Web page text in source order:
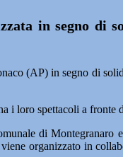
in segno di
(AP) in segno di
i loro spettacoli a fronte
di Montegranaro
organizzato in